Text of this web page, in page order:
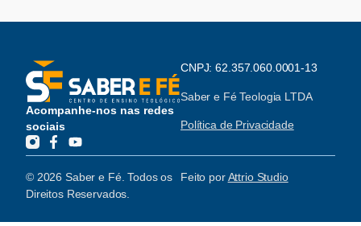
Acompanhe-nos nas redes
sociais
CNPJ: 62.357.060.0001-13
Saber e Fé Teologia LTDA
Política de Privacidade
© 2026 Saber e Fé. Todos os
Direitos Reservados.
Feito porAttrio Studio